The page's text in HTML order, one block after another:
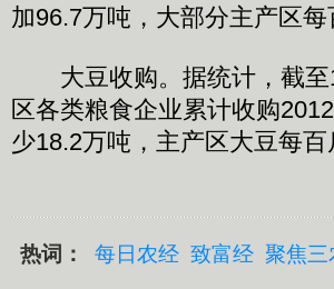
加96.7万吨，大部分主产区
大豆收购。据统计，截至
区各类粮食企业累计收购
少18.2万吨，主产区大豆每
热词： 每日农经 致富经 聚焦三